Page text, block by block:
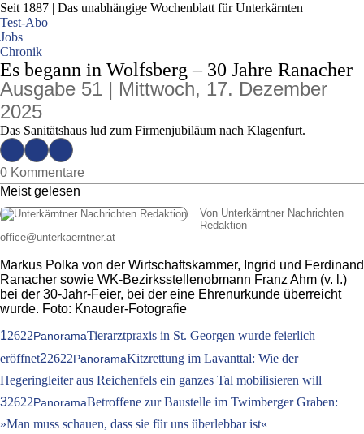
Seit 1887 | Das unabhängige Wochenblatt für Unterkärnten
Test-Abo
Jobs
Chronik
Es begann in Wolfsberg – 30 Jahre Ranacher
Ausgabe 51 | Mittwoch, 17. Dezember
2025
Das Sanitätshaus lud zum Firmenjubiläum nach Klagenfurt.
0 Kommentare
Meist gelesen
Von Unterkärntner Nachrichten
Redaktion
office@unterkaerntner.at
Markus Polka von der Wirtschaftskammer, Ingrid und Ferdinand
Ranacher sowie WK-Bezirksstellenobmann Franz Ahm (v. l.)
bei der 30-Jahr-Feier, bei der eine Ehrenurkunde überreicht
wurde. Foto: Knauder-Fotografie
12622PanoramaTierarztpraxis in St. Georgen wurde feierlich
eröffnet22622PanoramaKitzrettung im Lavanttal: Wie der
Hegeringleiter aus Reichenfels ein ganzes Tal mobilisieren will
32622PanoramaBetroffene zur Baustelle im Twimberger Graben:
»Man muss schauen, dass sie für uns überlebbar ist«